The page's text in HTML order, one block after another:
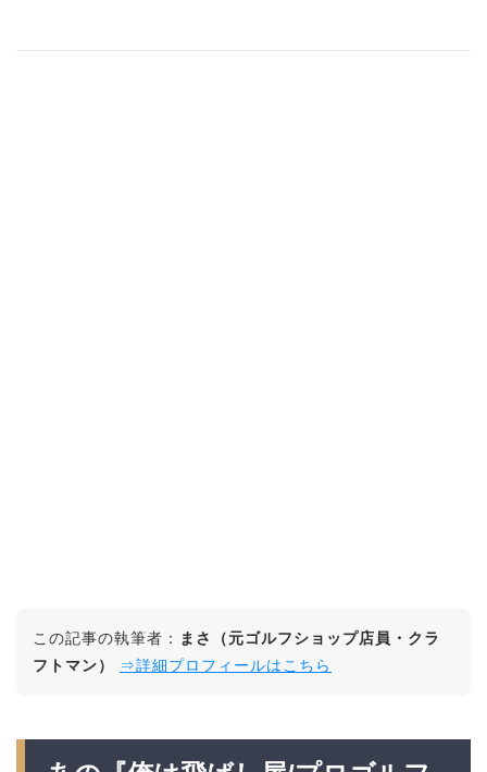
この記事の執筆者：
まさ（元ゴルフショップ店員・クラ
フトマン）
⇒詳細プロフィールはこちら